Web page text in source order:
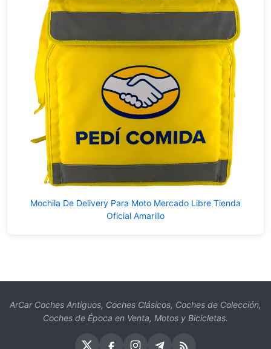
Mochila De Delivery Para Moto Mercado Libre Tienda
Oficial Amarillo
ArCar Coches Antiguos, Coches Clásicos, Coches de Colección,
Coches de Época en Venta, Motos y Bicicletas.